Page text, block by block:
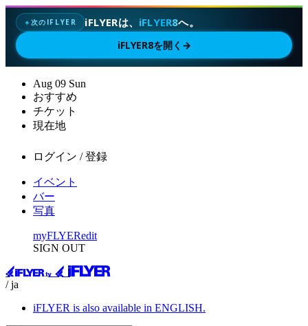
✦次のIFLYER iFLYERは、 iFLYER8へ。
iFLYER8を開く →
Aug 09 Sun
おすすめ
チケット
現在地
ログイン / 登録
イベント
バー
写真
myFLYERedit
SIGN OUT
/ ja
iFLYER is also available in ENGLISH.